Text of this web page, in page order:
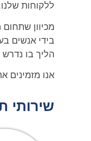
ללקוחות
מכיוון
בידי אנשים
הליך בו נדרש
אנו מזמינים
שירותי